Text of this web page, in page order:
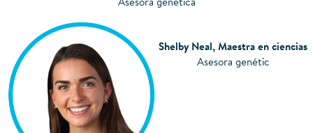
Asesora genética
Shelby Neal, Maestra en ciencias
Asesora genétic